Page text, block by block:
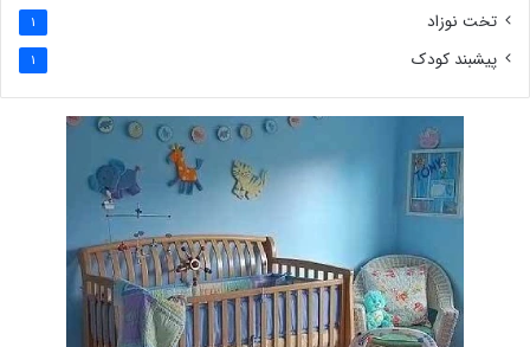
تخت نوزاد 1
پیشبند کودک 1